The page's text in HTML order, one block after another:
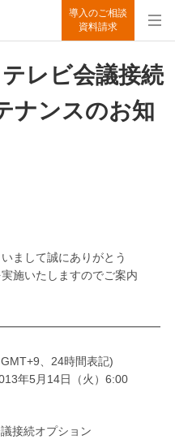
導入のご相談
資料請求
テレビ会議接続
ナンスのお知
まして誠にありがとう
施いたしますのでご案内
、24時間表記)
年5月14日（火）6:00
接続オプション